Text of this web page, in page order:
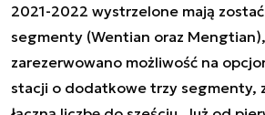
2021-2022 wystrzelone mają
segmenty (Wentian oraz
zarezerwowano możliwość na
stacji o dodatkowe trzy segmenty,